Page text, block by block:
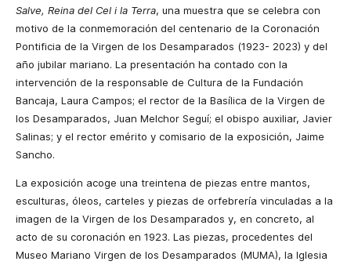
Salve, Reina del Cel i la Terra, una muestra que se celebra con
motivo de la conmemoración del centenario de la Coronación
Pontificia de la Virgen de los Desamparados (1923- 2023) y del
año jubilar mariano. La presentación ha contado con la
intervención de la responsable de Cultura de la Fundación
Bancaja, Laura Campos; el rector de la Basílica de la Virgen de
los Desamparados, Juan Melchor Seguí; el obispo auxiliar, Javier
Salinas; y el rector emérito y comisario de la exposición, Jaime
Sancho.
La exposición acoge una treintena de piezas entre mantos,
esculturas, óleos, carteles y piezas de orfebrería vinculadas a la
imagen de la Virgen de los Desamparados y, en concreto, al
acto de su coronación en 1923. Las piezas, procedentes del
Museo Mariano Virgen de los Desamparados (MUMA), la Iglesia